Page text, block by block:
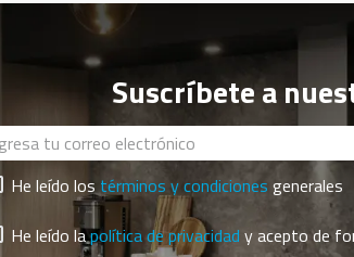
Suscríbete a
He leído lostérminos y condiciones generales
He leído lapolítica de privacidad y acepto de